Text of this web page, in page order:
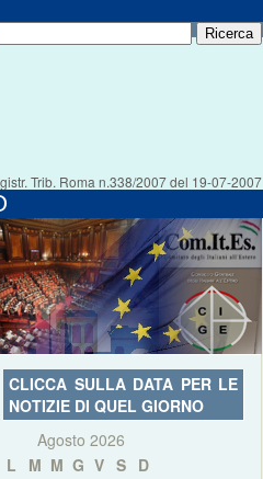
Trib. Roma n.338/2007 del 19-07-2007
CLICCA SULLA DATA PER LE
NOTIZIE DI QUEL GIORNO
Agosto 2026
L
M M G V S D